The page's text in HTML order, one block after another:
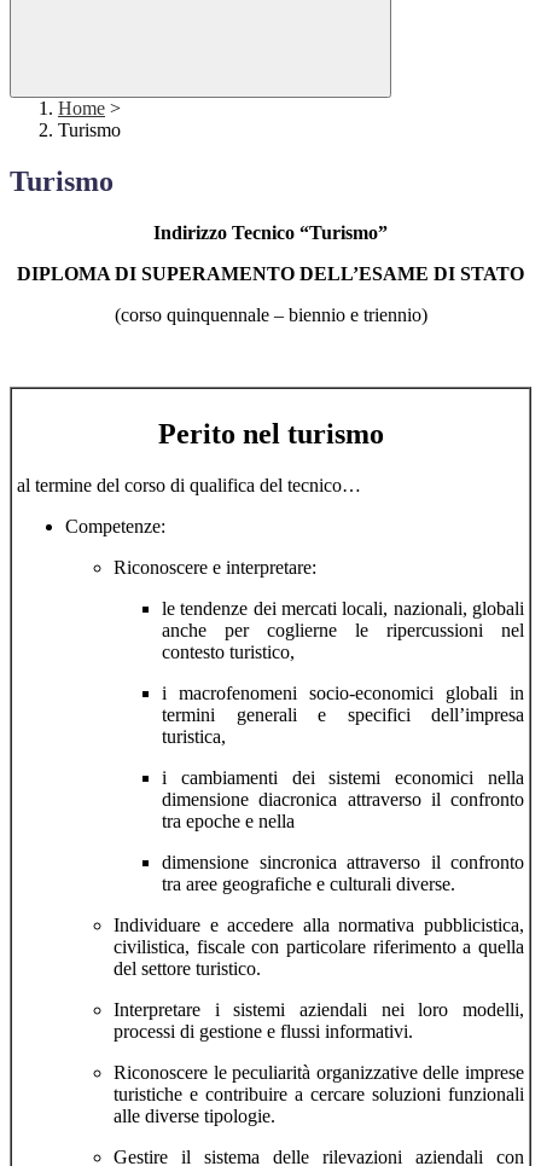
Home >
Turismo
Turismo
Indirizzo Tecnico “Turismo”
DIPLOMA DI SUPERAMENTO DELL’ESAME DI STATO
(corso quinquennale – biennio e triennio)
Perito nel turismo
al termine del corso di qualifica del tecnico…
Competenze:
Riconoscere e interpretare:
le tendenze dei mercati locali, nazionali, globali
anche per coglierne le ripercussioni nel
contesto turistico,
i macrofenomeni socio-economici globali in
termini generali e specifici dell’impresa
turistica,
i cambiamenti dei sistemi economici nella
dimensione diacronica attraverso il confronto
tra epoche e nella
dimensione sincronica attraverso il confronto
tra aree geografiche e culturali diverse.
Individuare e accedere alla normativa pubblicistica,
civilistica, fiscale con particolare riferimento a quella
del settore turistico.
Interpretare i sistemi aziendali nei loro modelli,
processi di gestione e flussi informativi.
Riconoscere le peculiarità organizzative delle imprese
turistiche e contribuire a cercare soluzioni funzionali
alle diverse tipologie.
Gestire il sistema delle rilevazioni aziendali con